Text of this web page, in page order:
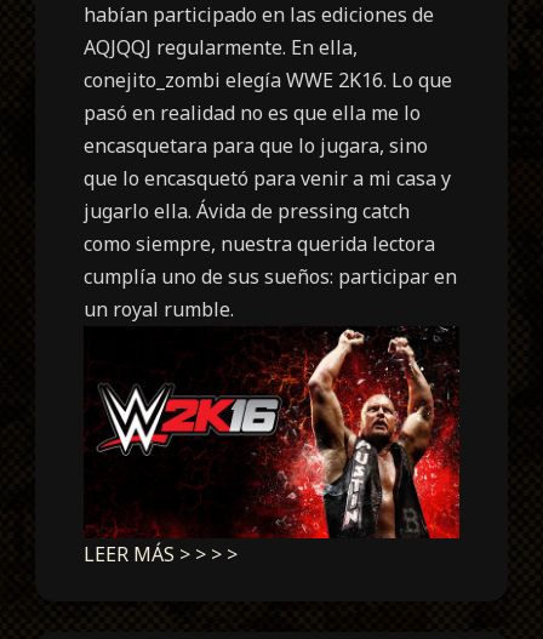
habían participado en las ediciones de
AQJQQJ regularmente. En ella,
conejito_zombi elegía WWE 2K16. Lo que
pasó en realidad no es que ella me lo
encasquetara para que lo jugara, sino
que lo encasquetó para venir a mi casa y
jugarlo ella. Ávida de pressing catch
como siempre, nuestra querida lectora
cumplía uno de sus sueños: participar en
un royal rumble.
LEER MÁS > > > >